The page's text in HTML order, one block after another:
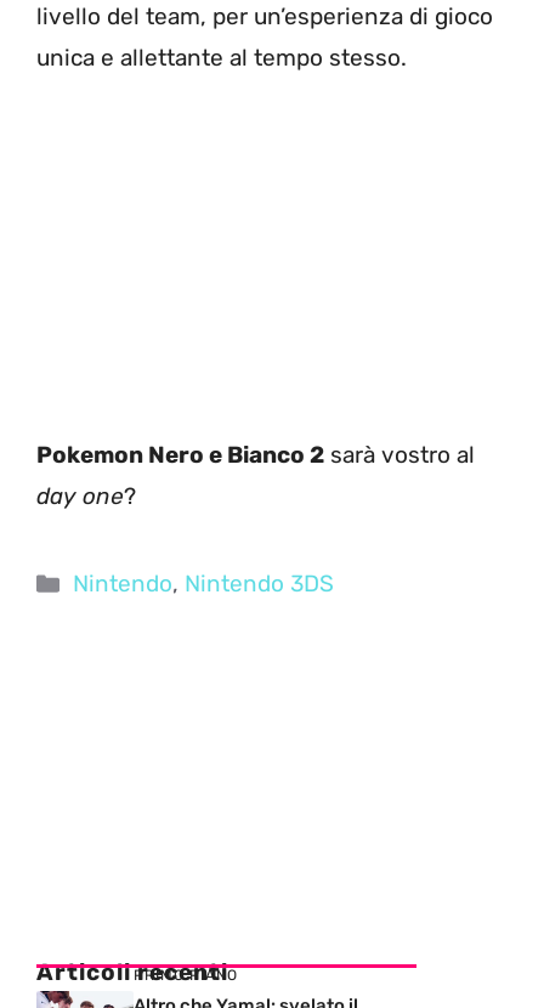
livello del team, per un’esperienza di gioco
unica e allettante al tempo stesso.
Pokemon Nero e Bianco 2 sarà vostro al
day one?
Categorie
Nintendo, Nintendo 3DS
Articoli recenti
PRIMO PIANO